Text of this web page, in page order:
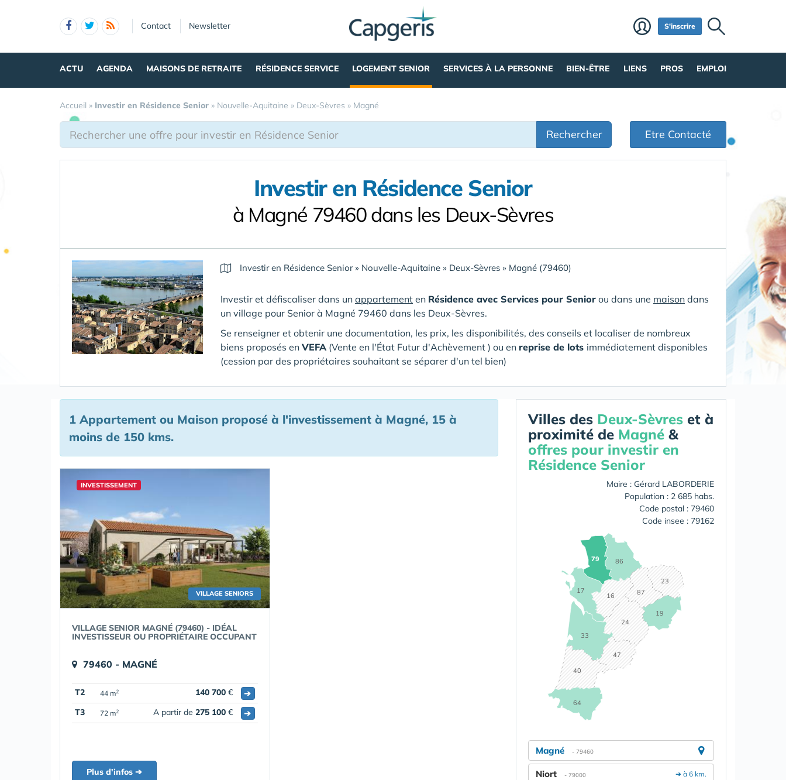
Contact Newsletter S'inscrire
ACTU AGENDA MAISONS DE RETRAITE RÉSIDENCE SERVICE LOGEMENT SENIOR SERVICES À LA PERSONNE BIEN-ÊTRE LIENS PROS EMPLOI
Accueil » Investir en Résidence Senior » Nouvelle-Aquitaine » Deux-Sèvres » Magné
Rechercher Etre Contacté
Investir en Résidence Senior
à Magné 79460 dans les Deux-Sèvres
Investir en Résidence Senior» Nouvelle-Aquitaine » Deux-Sèvres » Magné (79460)
Investir et défiscaliser dans un appartement en Résidence avec Services pour Senior ou dans une maison dans
un village pour Senior à Magné 79460 dans les Deux-Sèvres.
Se renseigner et obtenir une documentation, les prix, les disponibilités, des conseils et localiser de nombreux
biens proposés en VEFA (Vente en l'État Futur d'Achèvement ) ou en reprise de lots immédiatement disponibles
(cession par des propriétaires souhaitant se séparer d'un tel bien)
1 Appartement ou Maison proposé à l'investissement à Magné, 15 à
moins de 150 kms.
VILLAGE SENIORS
INVESTISSEMENT
VILLAGE SENIOR MAGNÉ (79460) - IDÉAL
INVESTISSEUR OU PROPRIÉTAIRE OCCUPANT
79460 - MAGNÉ
T2 44 m2 140 700 €
➔
T3
72 m2 A partir de 275 100 € ➔
Plus d'infos ➔
Villes des Deux-Sèvres et à
proximité de Magné &
offres pour investir en
Résidence Senior
Maire : Gérard LABORDERIE
Population : 2 685 habs.
Code postal : 79460
Code insee : 79162
16
17
19
23
24
33
40
47
64
79 86
87
Magné - 79460
➔ à 6 km.
Niort - 79000